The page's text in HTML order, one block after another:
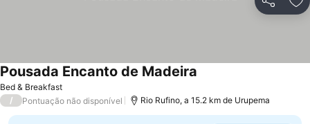
Partilhar
Bed & Breakfast
Pousada Encanto de Madeira
/ Pontuação não disponível Rio Rufino, a 15.2 km de Urupema